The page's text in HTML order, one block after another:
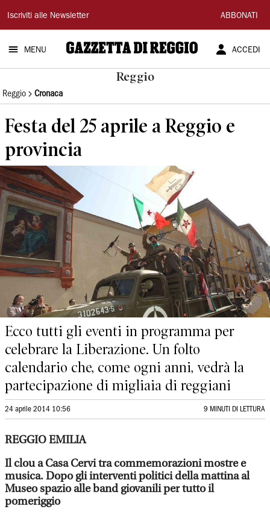
Gazzetta
di
Reggio
Iscriviti alle Newsletter ABBONATI
MENU ACCEDI
Reggio
Reggio Cronaca
Festa del 25 aprile a Reggio e
provincia
Ecco tutti gli eventi in programma per
celebrare la Liberazione. Un folto
calendario che, come ogni anni, vedrà la
partecipazione di migliaia di reggiani
24 aprile 2014 10:56 9 MINUTI DI LETTURA
REGGIO EMILIA
Il clou a Casa Cervi tra commemorazioni mostre e
musica.Dopo gli interventi politici della mattina al
Museo spazio alle band giovanili per tutto il
pomeriggio